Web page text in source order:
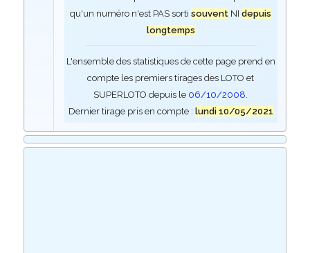
qu'un numéro n'est PAS sortisouvent NIdepuis
longtemps
L'ensemble des statistiques de cette page prend en
compte les premiers tirages des LOTO et
SUPERLOTO depuis le 06/10/2008.
Dernier tirage pris en compte : lundi 10/05/2021